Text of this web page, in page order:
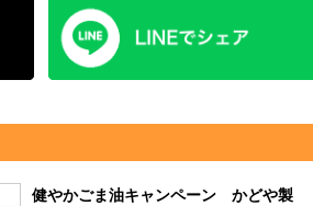
健やかごま油キャンペーン かどや製